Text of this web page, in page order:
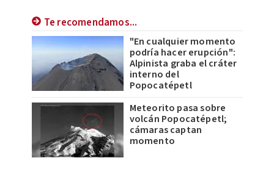
Te recomendamos...
"En cualquier momento
podría hacer erupción":
Alpinista graba el cráter
interno del
Popocatépetl
Meteorito pasa sobre
volcán Popocatépetl;
cámaras captan
momento